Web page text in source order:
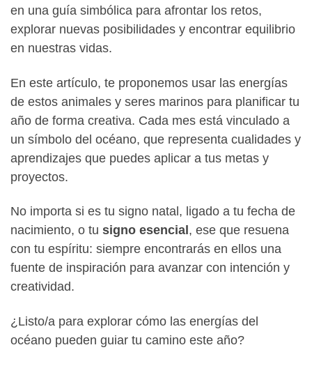
en una guía simbólica para afrontar los retos,
explorar nuevas posibilidades y encontrar equilibrio
en nuestras vidas.
En este artículo, te proponemos usar las energías
de estos animales y seres marinos para planificar tu
año de forma creativa. Cada mes está vinculado a
un símbolo del océano, que representa cualidades y
aprendizajes que puedes aplicar a tus metas y
proyectos.
No importa si es tu signo natal, ligado a tu fecha de
nacimiento, o tu signo esencial , ese que resuena
con tu espíritu: siempre encontrarás en ellos una
fuente de inspiración para avanzar con intención y
creatividad.
¿Listo/a para explorar cómo las energías del
océano pueden guiar tu camino este año?